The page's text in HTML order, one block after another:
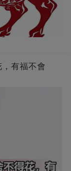
有福不會